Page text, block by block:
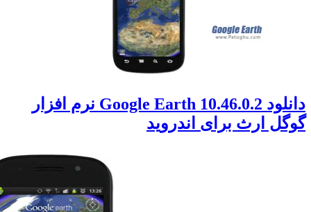
دانلود Google Earth 10.46.0.2 نرم افزار
ارث برای اندروید